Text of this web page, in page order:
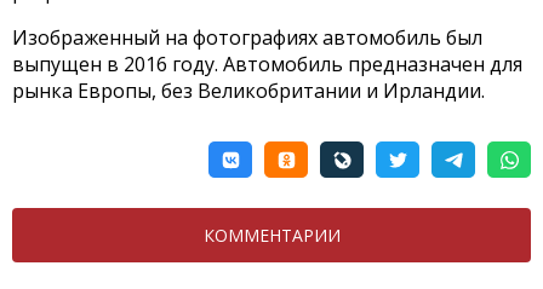
Изображенный на фотографиях автомобиль был
выпущен в 2016 году. Автомобиль предназначен для
рынка Европы, без Великобритании и Ирландии.
КОММЕНТАРИИ